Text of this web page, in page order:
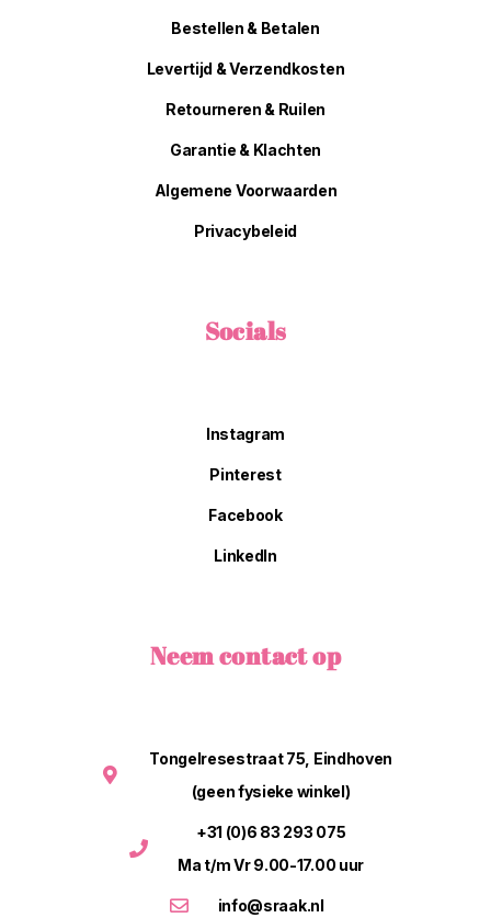
Bestellen & Betalen
Levertijd & Verzendkosten
Retourneren & Ruilen
Garantie & Klachten
Algemene Voorwaarden
Privacybeleid
Socials
Instagram
Pinterest
Facebook
LinkedIn
Neem contact op
Tongelresestraat 75, Eindhoven
(geen fysieke winkel)
+31 (0)6 83 293 075
Ma t/m Vr 9.00-17.00 uur
info@sraak.nl